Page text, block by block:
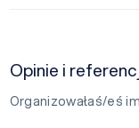
Opinie i
Organizowałaś/eś